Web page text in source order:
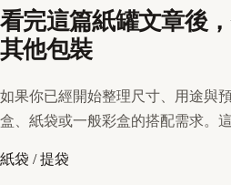
看完這篇紙罐文章後
其他包裝
如果你已經開始整理尺寸、用途與
盒、紙袋或一般彩盒的搭配需求。
紙袋 / 提袋